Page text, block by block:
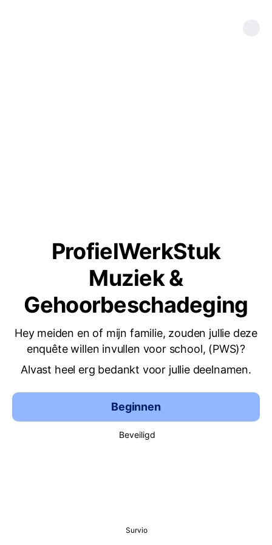
ProfielWerkStuk
Muziek &
Gehoorbeschadeging
Hey meiden en of mijn familie, zouden jullie deze
enquête willen invullen voor school, (PWS)?
Alvast heel erg bedankt voor jullie deelnamen.
Beginnen
Beveiligd
Survio